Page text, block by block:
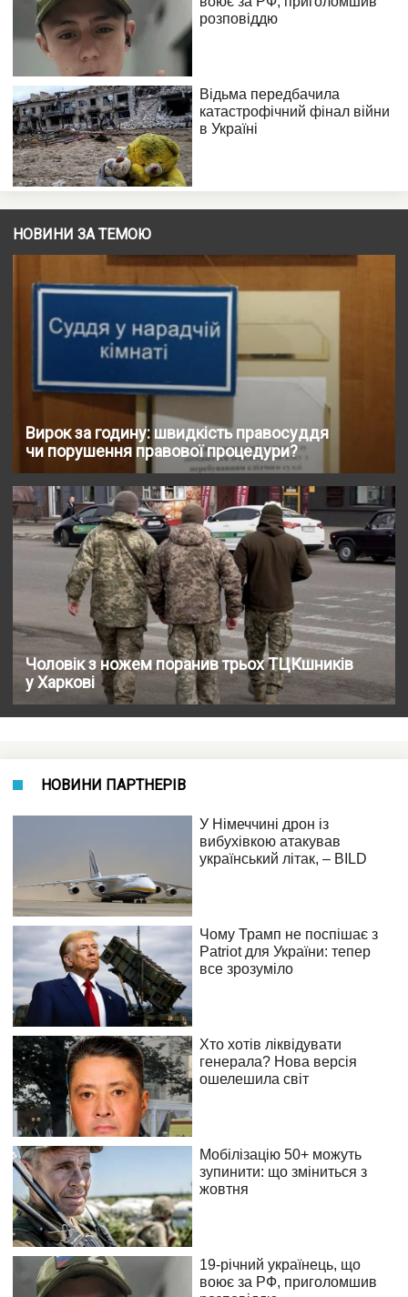
НОВИНИ ЗА ТЕМОЮ
Вирок за годину: швидкість правосуддя
чи порушення правової процедури?
Чоловік з ножем поранив трьох ТЦКшників
у Харкові
НОВИНИ ПАРТНЕРІВ